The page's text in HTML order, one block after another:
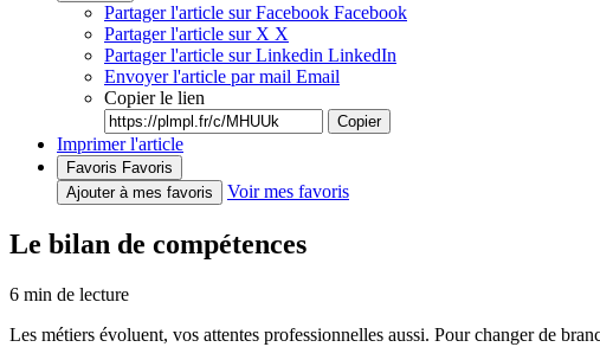
Partager l'article sur Facebook Facebook
Partager l'article sur X X
Partager l'article sur Linkedin LinkedIn
Envoyer l'article par mail Email
Copier le lien
Copier
Imprimer l'article
Favoris Favoris
Ajouter à mes favoris
Voir mes favoris
Le bilan de compétences
6 min de lecture
Les métiers évoluent, vos attentes professionnelles aussi. Pour changer de